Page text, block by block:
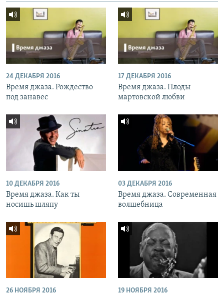
24 ДЕКАБРЯ 2016
Время джаза. Рождество
под занавес
17 ДЕКАБРЯ 2016
Время джаза. Плоды
мартовской любви
10 ДЕКАБРЯ 2016
Время джаза. Как ты
носишь шляпу
03 ДЕКАБРЯ 2016
Время джаза. Современная
волшебница
26 НОЯБРЯ 2016 19 НОЯБРЯ 2016